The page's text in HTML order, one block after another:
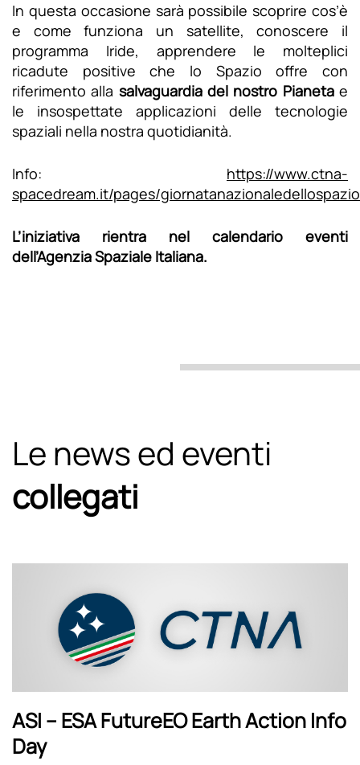
In questa occasione sarà possibile scoprire cos’è
e come funziona un satellite, conoscere il
programma Iride, apprendere le molteplici
ricadute positive che lo Spazio offre con
riferimento alla salvaguardia del nostro Pianetae
le insospettate applicazioni delle tecnologie
spaziali nella nostra quotidianità.
Info: https://www.ctna-
spacedream.it/pages/
L’iniziativa rientra nel calendario eventi
dell’Agenzia Spaziale Italiana.
Le news ed eventi
collegati
ASI – ESA FutureEO Earth Action Info
Day